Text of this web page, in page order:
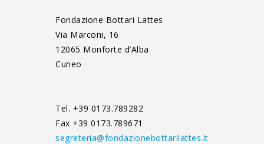
Fondazione Bottari Lattes
Via Marconi, 16
12065 Monforte d’Alba
Cuneo
Tel. +39 0173.789282
Fax +39 0173.789671
segreteria@fondazionebottarilattes.it